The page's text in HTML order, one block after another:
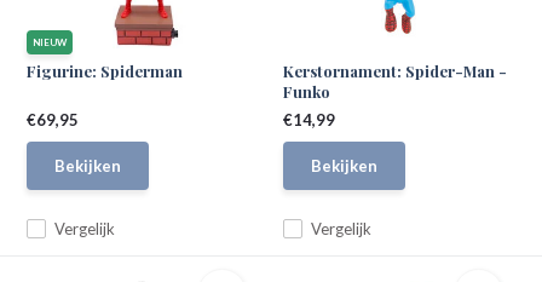
NIEUW
Figurine: Spiderman
Vergelijk
€69,95
Bekijken
Kerstornament: Spider-Man -
Funko
Vergelijk
€14,99
Bekijken